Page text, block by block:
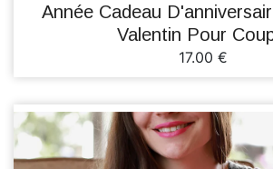
Année Cadeau
Valentin Pour
17.00 €